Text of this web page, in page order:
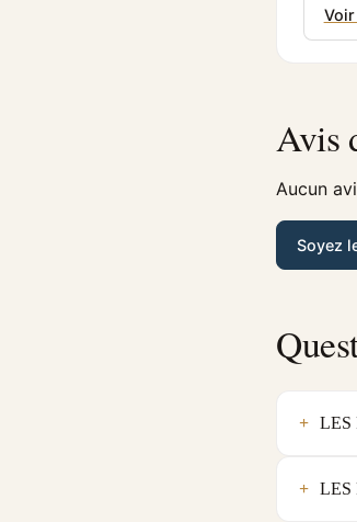
Avis
Aucun
Soyez
LES
LES